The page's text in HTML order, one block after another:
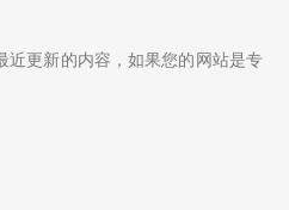
近更新的内容，如果您的网站是专